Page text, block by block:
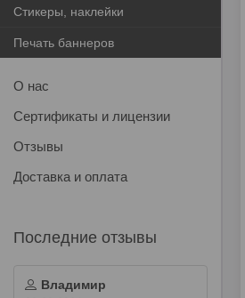
Стикеры, наклейки
Печать баннеров
О нас
Сертификаты и лицензии
Отзывы
Доставка и оплата
Владимир